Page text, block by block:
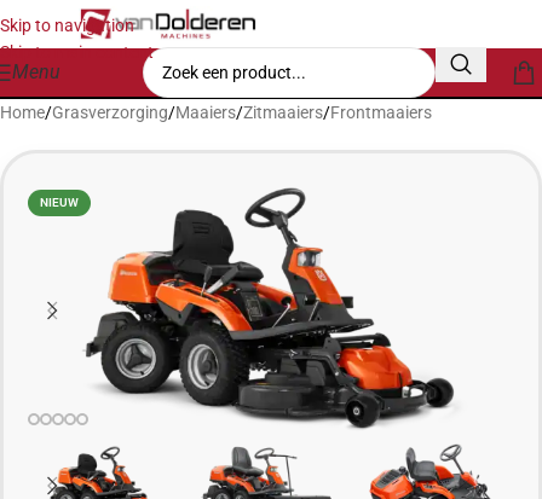
Skip to navigation
Skip to main content
Menu
Home/Grasverzorging/Maaiers/Zitmaaiers/Frontmaaiers
NIEUW